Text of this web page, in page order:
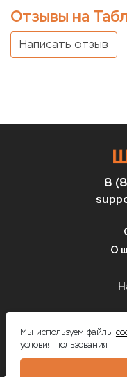
Отзывы на
Написать отзыв
8
О
Шумоff -
Мы используем файлы
условия пользования